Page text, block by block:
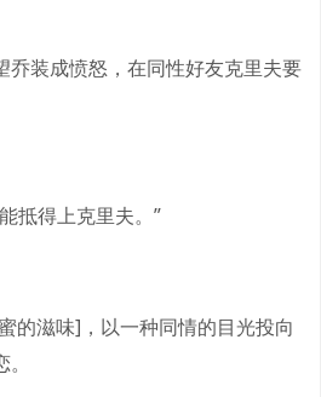
乔装成愤怒，在同性好友克里夫要
抵得上克里夫。”
的滋味]，以一种同情的目光投向